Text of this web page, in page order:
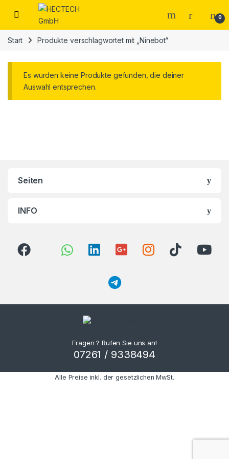
Open 0
Start Produkte verschlagwortet mit „Ninebot“
Es wurden keine Produkte gefunden, die deiner
Auswahl entsprechen.
Seiten
INFO
Fragen ? Rufen Sie uns an!
07261 / 9338494
Alle Preise inkl. der gesetzlichen MwSt.